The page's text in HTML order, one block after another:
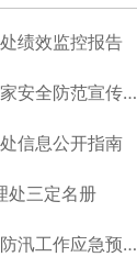
绩效监控报告
张谷英景区冬春居家安全防范宣传和“敲门行动”实施方案
信息公开指南
处三定名册
关于《张谷英景区防汛工作应急预案》的公示